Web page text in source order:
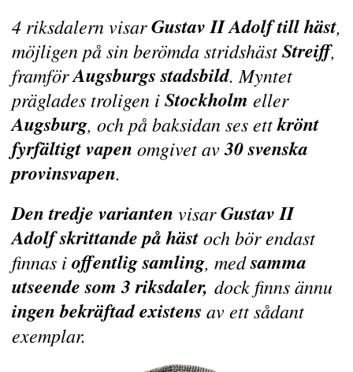
4 riksdalern visarGustav II Adolf till häst,
möjligen på sin berömda stridshästStreiff,
framförAugsburgs stadsbild. Myntet
präglades troligen iStockholm eller
Augsburg, och på baksidan ses ettkrönt
fyrfältigt vapen omgivet av30 svenska
provinsvapen.
Den tredje varianten visarGustav II
Adolf skrittande på hästoch bör endast
finnas ioffentlig samling, medsamma
utseende som 3 riksdaler, dock finns ännu
ingen bekräftad existens av ett sådant
exemplar.